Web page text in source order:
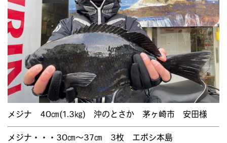
メジナ 40㎝(1.3㎏) 沖のとさか 茅ヶ崎市 安田様
メジナ・・・30㎝～37㎝ 3枚 エボシ本島